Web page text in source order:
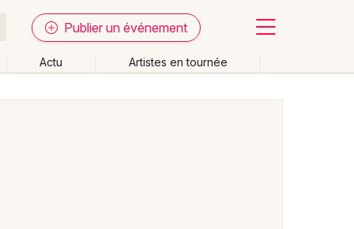
Publier un événement
Actu Artistes en tournée